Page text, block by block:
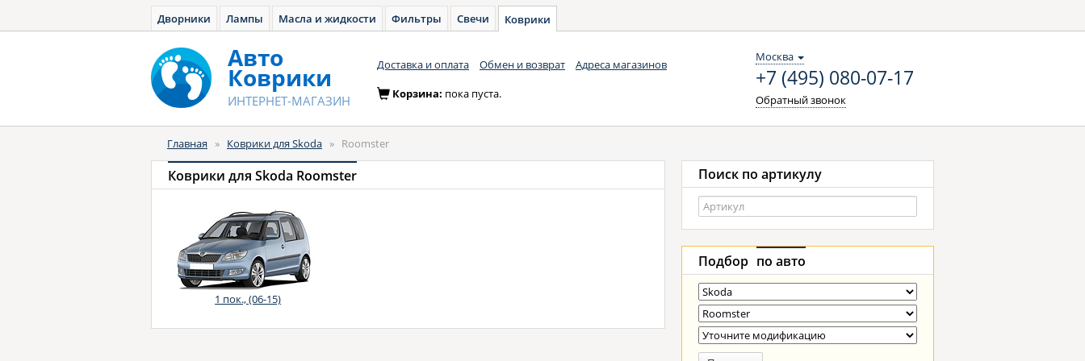
Дворники Лампы Масла и жидкости Фильтры Свечи Коврики
Авто
Коврики
ИНТЕРНЕТ-МАГАЗИН
Доставка и оплата Обмен и возврат Адреса магазинов
Москва
+7 (495) 080-07-17
Обратный звонок
Корзина: пока пуста.
Главная » Коврики для Skoda » Roomster
Коврики для Skoda Roomster
1 пок., (06-15)
Поиск по артикулу
Подбор по авто